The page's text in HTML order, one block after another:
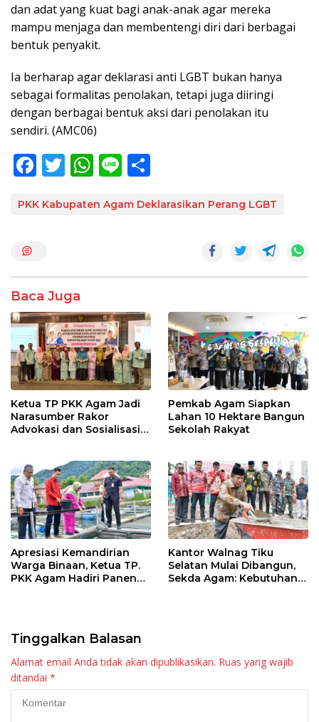
dan adat yang kuat bagi anak-anak agar mereka
mampu menjaga dan membentengi diri dari berbagai
bentuk penyakit.
Ia berharap agar deklarasi anti LGBT bukan hanya
sebagai formalitas penolakan, tetapi juga diiringi
dengan berbagai bentuk aksi dari penolakan itu
sendiri. (AMC06)
F
e
o
k
T
itt
W
at
p
Li
e ar
PKK Kabupaten Agam Deklarasikan Perang LGBT
Baca Juga
Ketua TP PKK Agam Jadi
Narasumber Rakor
Advokasi dan Sosialisasi
Pemkab Agam Siapkan
Lahan 10 Hektare Bangun
Sekolah Rakyat
Apresiasi Kemandirian
Warga Binaan, Ketua TP.
PKK Agam Hadiri Panen
Kantor Walnag Tiku
Selatan Mulai Dibangun,
Sekda Agam: Kebutuhan
Tinggalkan Balasan
Alamat email Anda tidak akan dipublikasikan. Ruas yang wajib
ditandai *